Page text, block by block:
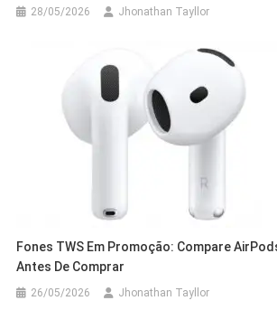
28/05/2026 Jhonathan Tayllor
Fones TWS Em Promoção: Compare
Antes De Comprar
26/05/2026 Jhonathan Tayllor